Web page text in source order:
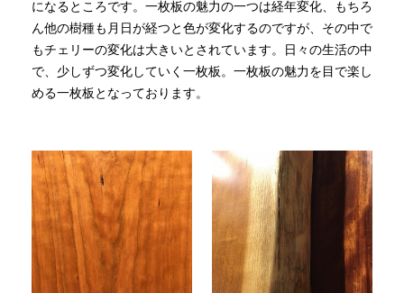
になるところです。一枚板の魅力の一つは経年変化、もちろ
ん他の樹種も月日が経つと色が変化するのですが、その中で
もチェリーの変化は大きいとされています。日々の生活の中
で、少しずつ変化していく一枚板。一枚板の魅力を目で楽し
める一枚板となっております。